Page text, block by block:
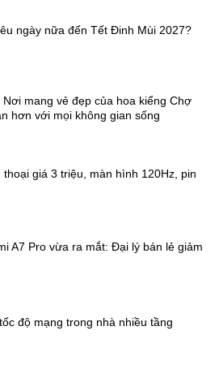
ngày nữa đến Tết Đinh Mùi 2027?
Nơi mang vẻ đẹp của hoa kiểng Chợ
hơn với mọi không gian sống
thoại giá 3 triệu, màn hình 120Hz, pin
A7 Pro vừa ra mắt: Đại lý bán lẻ giảm
độ mạng trong nhà nhiều tầng